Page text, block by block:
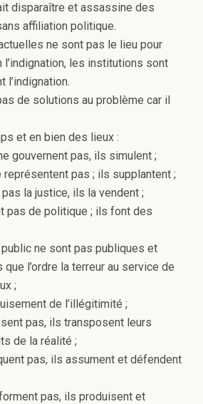
disparaître et assassine des
affiliation politique.
ne sont pas le lieu pour
l’indignation, les institutions sont
l’indignation.
de solutions au problème car il
et en bien des lieux :
gouvernent pas, ils simulent ;
pas ; ils supplantent ;
la justice, ils la vendent ;
pas de politique ; ils font des
ne sont pas publiques et
l’ordre la terreur au service de
;
de l’illégitimité ;
pas, ils transposent leurs
de la réalité ;
pas, ils assument et défendent
pas, ils produisent et